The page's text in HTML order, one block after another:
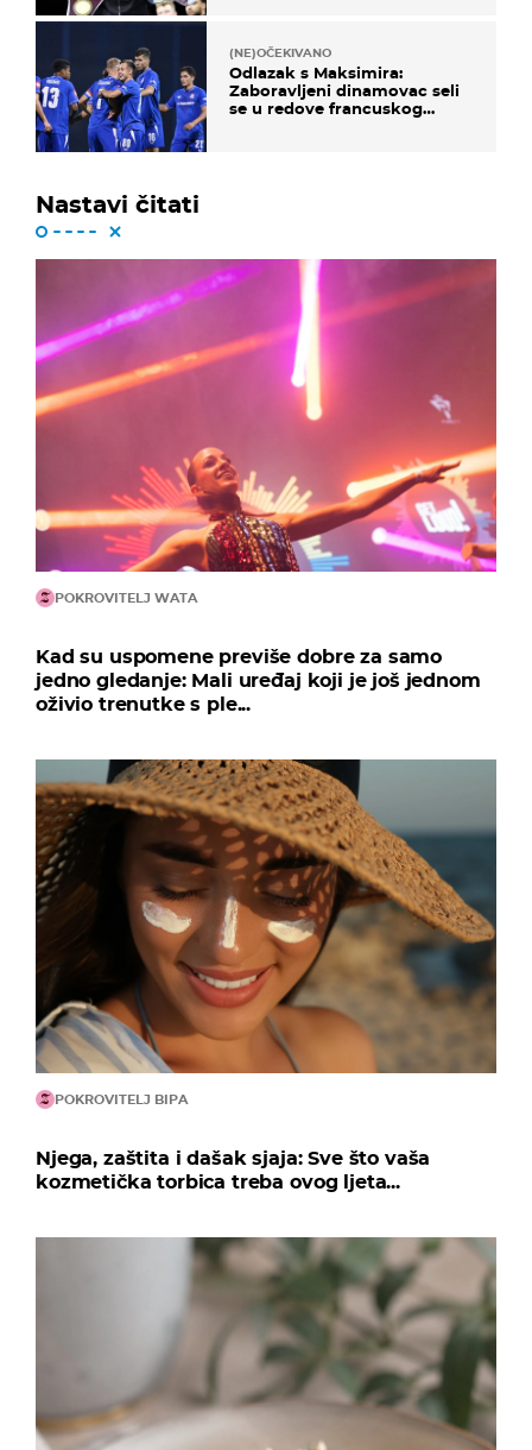
(NE)OČEKIVANO
Odlazak s Maksimira:
Zaboravljeni dinamovac seli
se u redove francuskog
Nastavi čitati
POKROVITELJ WATA
Kad su uspomene previše dobre za samo
jedno gledanje: Mali uređaj koji je još jednom
oživio trenutke s ple...
POKROVITELJ BIPA
Njega, zaštita i dašak sjaja: Sve što vaša
kozmetička torbica treba ovog ljeta...